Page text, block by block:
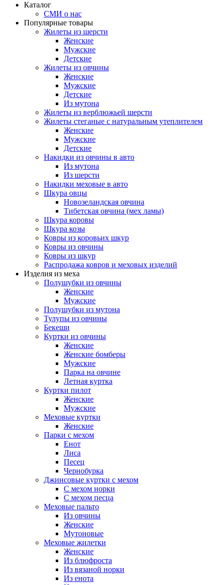
Каталог
СМИ о нас
Популярные товары
Жилеты из шерсти
Женские
Мужские
Детские
Жилеты из овчины
Женские
Мужские
Детские
Из мутона
Жилеты из верблюжьей шерсти
Жилеты стеганые с натуральным утеплителем
Женские
Мужские
Детские
Накидки из овчины в авто
Из мутона
Из шерсти
Накидки меховые в авто
Шкура овцы
Новозеландская овчина
Тибетская овчина (мех ламы)
Шкура коровы
Шкура козы
Ковры из коровьих шкур
Ковры из овчины
Ковры из шкур
Распродажа ковров и меховых изделий
Изделия из меха
Полушубки из овчины
Женские
Мужские
Полушубки из мутона
Тулупы из овчины
Бекеши
Куртки из овчины
Женские
Женские бомберы
Мужские
Парка на овчине
Летная куртка
Куртки пилот
Женские
Мужские
Меховые куртки
Женские
Парки с мехом
Енот
Лиса
Песец
Чернобурка
Джинсовые куртки с мехом
С мехом норки
С мехом песца
Меховые пальто
Из овчины
Женские
Мутоновые
Меховые жилетки
Женские
Из блюфроста
Из вязаной норки
Из енота